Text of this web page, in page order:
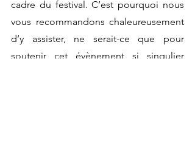
cadre du festival. C’est pourquoi nous
vous recommandons chaleureusement
d’y assister, ne serait-ce que pour
soutenir cet évènement si singulier